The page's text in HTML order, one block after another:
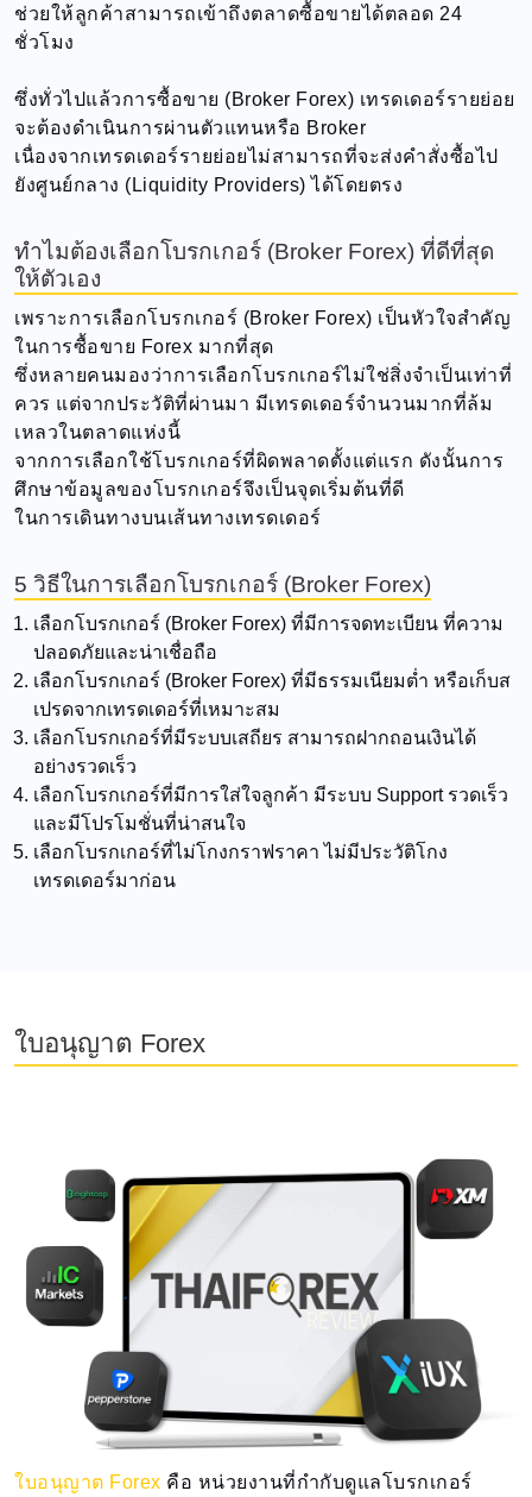
ช่วยให้ลูกค้าสามารถเข้าถึงตลาดซื้อขายได้ตลอด 24
ชั่วโมง
ซึ่งทั่วไปแล้วการซื้อขาย (Broker Forex) เทรดเดอร์รายย่อย
จะต้องดำเนินการผ่านตัวแทนหรือ Broker
เนื่องจากเทรดเดอร์รายย่อยไม่สามารถที่จะส่งคำสั่งซื้อไป
ยังศูนย์กลาง (Liquidity Providers) ได้โดยตรง
ทำไมต้องเลือกโบรกเกอร์ (Broker Forex) ที่ดีที่สุด
ให้ตัวเอง
เพราะการเลือกโบรกเกอร์ (Broker Forex) เป็นหัวใจสำคัญ
ในการซื้อขาย Forex มากที่สุด
ซึ่งหลายคนมองว่าการเลือกโบรกเกอร์ไม่ใช่สิ่งจำเป็นเท่าที่
ควร แต่จากประวัติที่ผ่านมา มีเทรดเดอร์จำนวนมากที่ล้ม
เหลวในตลาดแห่งนี้
จากการเลือกใช้โบรกเกอร์ที่ผิดพลาดตั้งแต่แรก ดังนั้นการ
ศึกษาข้อมูลของโบรกเกอร์จึงเป็นจุดเริ่มต้นที่ดี
ในการเดินทางบนเส้นทางเทรดเดอร์
5 วิธีในการเลือกโบรกเกอร์ (Broker Forex)
เลือกโบรกเกอร์ (Broker Forex) ที่มีการจดทะเบียน ที่ความ
ปลอดภัยและน่าเชื่อถือ
เลือกโบรกเกอร์ (Broker Forex) ที่มีธรรมเนียมต่ำ หรือเก็บส
เปรดจากเทรดเดอร์ที่เหมาะสม
เลือกโบรกเกอร์ที่มีระบบเสถียร สามารถฝากถอนเงินได้
อย่างรวดเร็ว
เลือกโบรกเกอร์ที่มีการใส่ใจลูกค้า มีระบบ Support รวดเร็ว
และมีโปรโมชั่นที่น่าสนใจ
เลือกโบรกเกอร์ที่ไม่โกงกราฟราคา ไม่มีประวัติโกง
เทรดเดอร์มาก่อน
ใบอนุญาต Forex
ใบอนุญาต Forex คือ หน่วยงานที่กำกับดูแลโบรกเกอร์